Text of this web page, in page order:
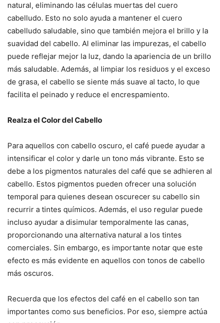
natural, eliminando las células muertas del cuero
cabelludo. Esto no solo ayuda a mantener el cuero
cabelludo saludable, sino que también mejora el brillo y la
suavidad del cabello. Al eliminar las impurezas, el cabello
puede reflejar mejor la luz, dando la apariencia de un brillo
más saludable. Además, al limpiar los residuos y el exceso
de grasa, el cabello se siente más suave al tacto, lo que
facilita el peinado y reduce el encrespamiento.
Realza el Color del Cabello
Para aquellos con cabello oscuro, el café puede ayudar a
intensificar el color y darle un tono más vibrante. Esto se
debe a los pigmentos naturales del café que se adhieren al
cabello. Estos pigmentos pueden ofrecer una solución
temporal para quienes desean oscurecer su cabello sin
recurrir a tintes químicos. Además, el uso regular puede
incluso ayudar a disimular temporalmente las canas,
proporcionando una alternativa natural a los tintes
comerciales. Sin embargo, es importante notar que este
efecto es más evidente en aquellos con tonos de cabello
más oscuros.
Recuerda que los efectos del café en el cabello son tan
importantes como sus beneficios. Por eso, siempre actúa